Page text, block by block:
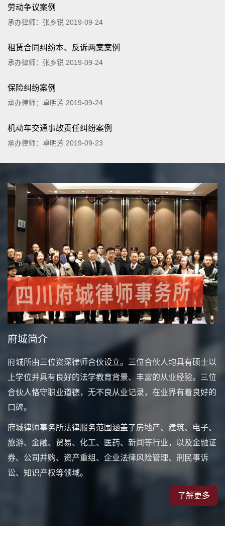
劳动争议案例
承办律师：张乡锐 2019-09-24
租赁合同纠纷本、反诉两案案例
承办律师：张乡锐 2019-09-24
保险纠纷案例
承办律师：卓明芳 2019-09-24
机动车交通事故责任纠纷案例
承办律师：卓明芳 2019-09-23
府城简介
府城所由三位资深律师合伙设立。三位合伙人均具有硕士以
上学位并具有良好的法学教育背景、丰富的从业经验。三位
合伙人恪守职业道德，无不良从业记录，在业界有着良好的
口碑。
府城律师事务所法律服务范围涵盖了房地产、建筑、电子、
旅游、金融、贸易、化工、医药、新闻等行业，以及金融证
券、公司并购、资产重组、企业法律风险管理、刑民事诉
讼、知识产权等领域。
了解更多